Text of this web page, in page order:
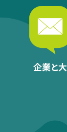
企業と